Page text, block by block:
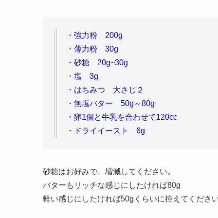
・強力粉 200g
・薄力粉 30g
・砂糖 20g~30g
・塩 3g
・はちみつ 大さじ２
・無塩バター 50g～80g
・卵1個と牛乳を合わせて120cc
・ドライイースト 6g
砂糖はお好みで、増減してください。
バターもリッチな感じにしたければ80g
軽い感じにしたければ50gくらいに控えてくださ